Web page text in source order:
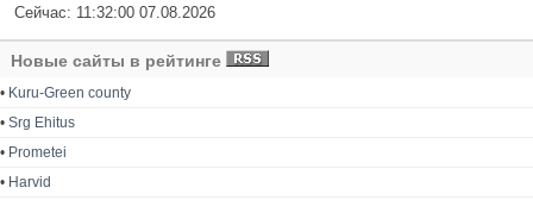
Сейчас: 11:32:00 07.08.2026
Новые сайты в рейтинге
• Kuru-Green county
• Srg Ehitus
• Prometei
• Harvid